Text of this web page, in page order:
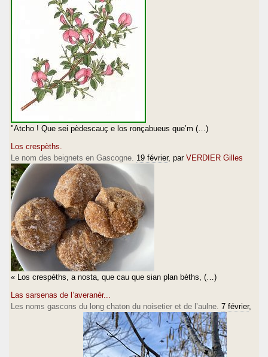
"Atcho ! Que sei pèdescauç e los ronçabueus que’m (…)
Los crespèths.
Le nom des beignets en Gascogne. 19 février, par VERDIER Gilles
« Los crespèths, a nosta, que cau que sian plan bèths, (…)
Las sarsenas de l’averanèr...
Les noms gascons du long chaton du noisetier et de l’aulne. 7 février,